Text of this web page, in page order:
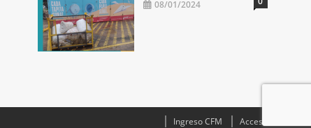
08/01/2024
Ingreso CFM Acceso